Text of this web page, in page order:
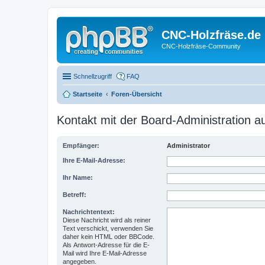
CNC-Holzfräse.de
CNC-Holzfräse-Community
Schnellzugriff FAQ
Startseite Foren-Übersicht
Kontakt mit der Board-Administration
Empfänger: Administrator
Ihre E-Mail-Adresse:
Ihr Name:
Betreff:
Nachrichtentext:
Diese Nachricht wird als reiner
Text verschickt, verwenden Sie
daher kein HTML oder BBCode.
Als Antwort-Adresse für die E-
Mail wird Ihre E-Mail-Adresse
angegeben.